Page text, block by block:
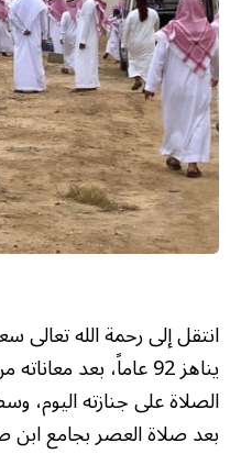
انتقل إلى رحمة الله
يناهز 92 عاماً، بعد
الصلاة على جنازته
بعد صلاة العصر بجامع